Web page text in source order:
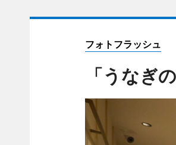
フォトフラッシュ
「うなぎ